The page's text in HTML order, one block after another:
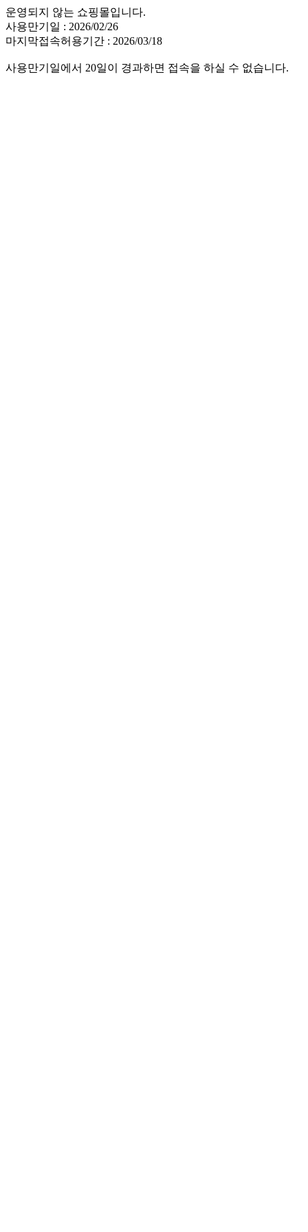
운영되지 않는 쇼핑몰입니다.
사용만기일 : 2026/02/26
마지막접속허용기간 : 2026/03/18
사용만기일에서 20일이 경과하면 접속을 하실 수 없습니다.